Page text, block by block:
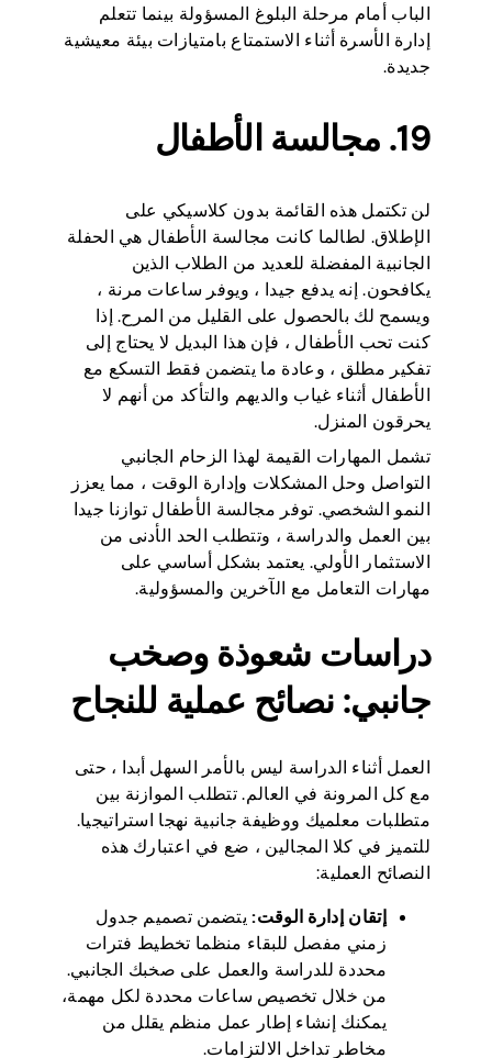
الباب أمام مرحلة البلوغ المسؤولة بينما تتعلم
إدارة الأسرة أثناء الاستمتاع بامتيازات بيئة معيشية
جديدة.
19. مجالسة الأطفال
لن تكتمل هذه القائمة بدون كلاسيكي على
الإطلاق. لطالما كانت مجالسة الأطفال هي الحفلة
الجانبية المفضلة للعديد من الطلاب الذين
يكافحون. إنه يدفع جيدا ، ويوفر ساعات مرنة ،
ويسمح لك بالحصول على القليل من المرح. إذا
كنت تحب الأطفال ، فإن هذا البديل لا يحتاج إلى
تفكير مطلق ، وعادة ما يتضمن فقط التسكع مع
الأطفال أثناء غياب والديهم والتأكد من أنهم لا
يحرقون المنزل.
تشمل المهارات القيمة لهذا الزحام الجانبي
التواصل وحل المشكلات وإدارة الوقت ، مما يعزز
النمو الشخصي. توفر مجالسة الأطفال توازنا جيدا
بين العمل والدراسة ، وتتطلب الحد الأدنى من
الاستثمار الأولي. يعتمد بشكل أساسي على
مهارات التعامل مع الآخرين والمسؤولية.
دراسات شعوذة وصخب
جانبي: نصائح عملية للنجاح
العمل أثناء الدراسة ليس بالأمر السهل أبدا ، حتى
مع كل المرونة في العالم. تتطلب الموازنة بين
متطلبات معلميك ووظيفة جانبية نهجا استراتيجيا.
للتميز في كلا المجالين ، ضع في اعتبارك هذه
النصائح العملية:
إتقان إدارة الوقت:يتضمن تصميم جدول
زمني مفصل للبقاء منظما تخطيط فترات
محددة للدراسة والعمل على صخبك الجانبي.
من خلال تخصيص ساعات محددة لكل مهمة،
يمكنك إنشاء إطار عمل منظم يقلل من
مخاطر تداخل الالتزامات.